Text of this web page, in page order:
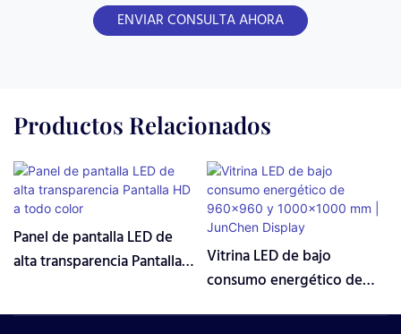
ENVIAR CONSULTA AHORA
Productos Relacionados
Panel de pantalla LED de
alta transparencia Pantalla
Vitrina LED de bajo
consumo energético de